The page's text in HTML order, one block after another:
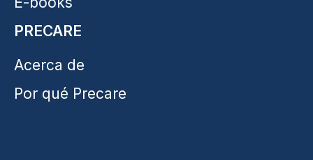
PRECARE
Acerca de
Por qué Precare